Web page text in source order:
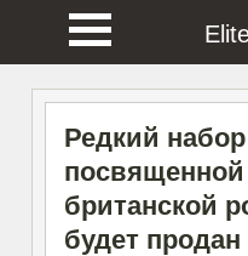
Редкий
посвященной
британской
будет продан